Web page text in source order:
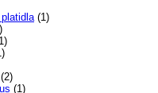
(1)
(1)